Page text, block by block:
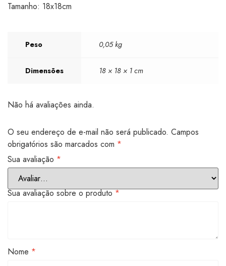
Tamanho: 18x18cm
Peso 0,05 kg
Dimensões 18 × 18 × 1 cm
Não há avaliações ainda.
O seu endereço de e-mail não será publicado. Campos
obrigatórios são marcados com *
Sua avaliação *
Sua avaliação sobre o produto*
Nome *